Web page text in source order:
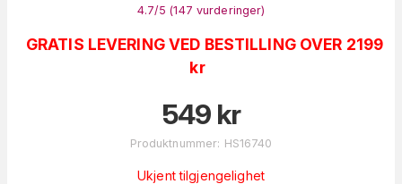
4.7/5 (147 vurderinger)
GRATIS LEVERING VED BESTILLING OVER 2199
kr
549 kr
Produktnummer: HS16740
Ukjent tilgjengelighet